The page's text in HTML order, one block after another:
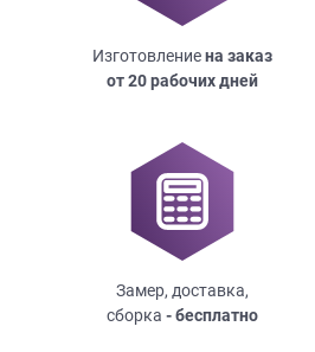
Изготовлениена заказ
от 20 рабочих дней
Замер, доставка,
сборка - бесплатно